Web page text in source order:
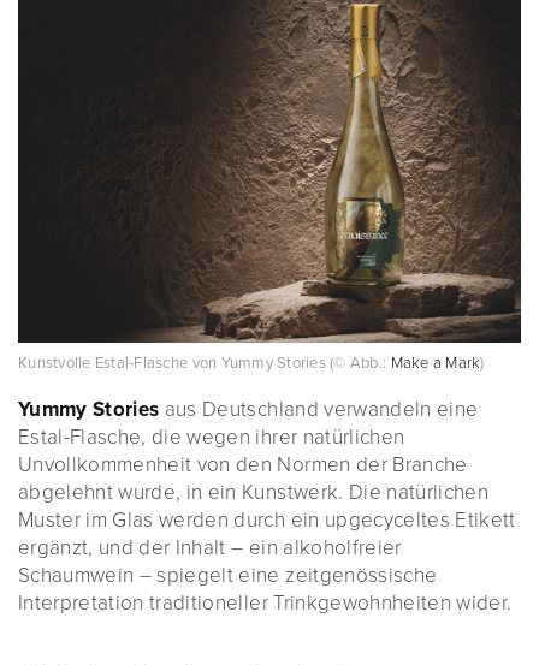
Kunstvolle Estal-Flasche von Yummy Stories (© Abb.: Make a Mark)
Yummy Stories aus Deutschland verwandeln eine
Estal-Flasche, die wegen ihrer natürlichen
Unvollkommenheit von den Normen der Branche
abgelehnt wurde, in ein Kunstwerk. Die natürlichen
Muster im Glas werden durch ein upgecyceltes Etikett
ergänzt, und der Inhalt – ein alkoholfreier
Schaumwein – spiegelt eine zeitgenössische
Interpretation traditioneller Trinkgewohnheiten wider.